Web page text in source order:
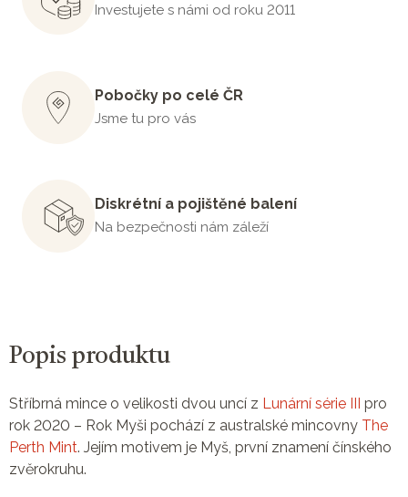
Investujete s námi od roku 2011
Pobočky po celé ČR
Jsme tu pro vás
Diskrétní a pojištěné balení
Na bezpečnosti nám záleží
Popis produktu
Stříbrná mince o velikosti dvou uncí z Lunární série III pro
rok 2020 – Rok Myši pochází z australské mincovny The
Perth Mint. Jejím motivem je Myš, první znamení čínského
zvěrokruhu.